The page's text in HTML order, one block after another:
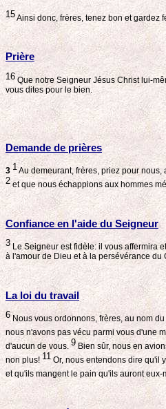
15Ainsi donc, frères, tenez bon et gardez
Prière
16Que notre Seigneur Jésus Christ lui-
vous dites pour le bien.
Demande de prières
3 1Au demeurant, frères, priez pour
2et que nous échappions aux hommes
Confiance en l'aide du Seigneur
3 Le Seigneur est fidèle: il vous affermira
à l'amour de Dieu et à la persévérance du
La loi du travail
6Nous vous ordonnons, frères, au nom
nous n'avons pas vécu parmi vous d'une
d'aucun de vous. 9 Bien sûr, nous en
non plus! 11 Or, nous entendons dire qu'il
et qu'ils mangent le pain qu'ils auront eux-